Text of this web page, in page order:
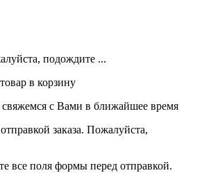
подождите ...
в корзину
с Вами в ближайшее время
заказа. Пожалуйста,
все поля формы перед отправкой.